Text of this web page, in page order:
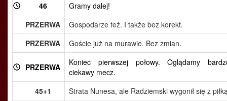
46
Gramy dalej!
PRZERWA
Gospodarze też. I także bez korekt.
PRZERWA
Goście już na murawie. Bez zmian.
PRZERWA
Koniec pierwszej połowy. Oglądamy
ciekawy mecz.
45+1
Strata Nunesa, ale Radziemski wygonił się z